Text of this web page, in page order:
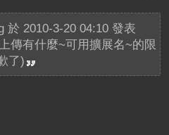
於 2010-3-20 04:10 發表
傳有什麼~可用擴展名~的限
了)